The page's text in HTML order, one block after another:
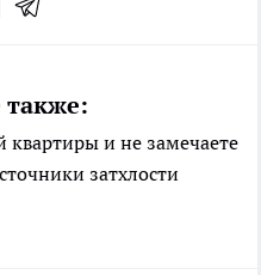
также:
квартиры и не замечаете
затхлости